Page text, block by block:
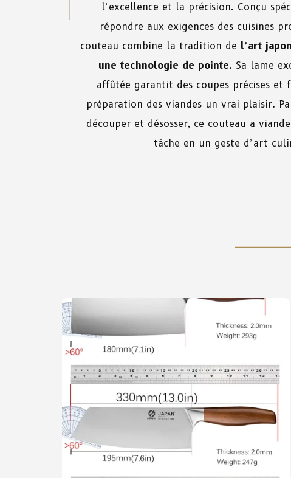
l’excellence et la précision. Conçu
répondre aux exigences des cuisines
couteau combine la tradition de l’art
une technologie de pointe. Sa lame
affûtée garantit des coupes précises et
préparation des viandes un vrai plaisir.
découper et désosser, ce couteau a
tâche en un geste d’art